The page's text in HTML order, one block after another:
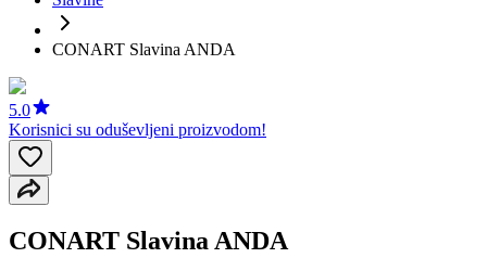
CONART Slavina ANDA
5.0
Korisnici su oduševljeni proizvodom!
CONART Slavina ANDA